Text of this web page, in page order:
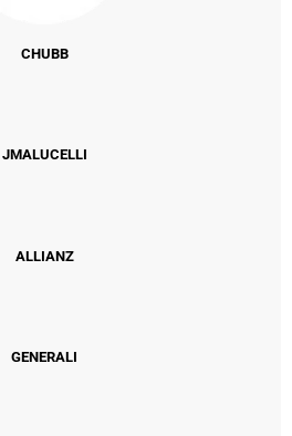
CHUBB
JMALUCELLI
ALLIANZ
GENERALI